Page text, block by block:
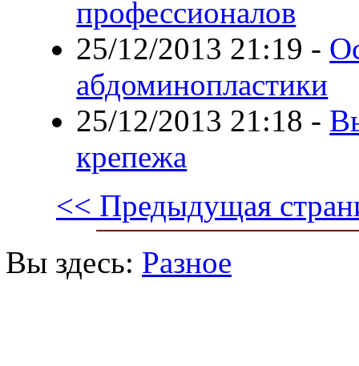
профессионалов
25/12/2013 21:19 -
абдоминопластики
25/12/2013 21:18 -
крепежа
<< Предыдущая
Вы здесь: Разное